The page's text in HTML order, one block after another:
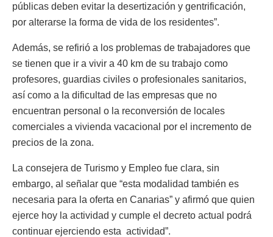
públicas deben evitar la desertización y gentrificación,
por alterarse la forma de vida de los residentes”.
Además, se refirió a los problemas de trabajadores que
se tienen que ir a vivir a 40 km de su trabajo como
profesores, guardias civiles o profesionales sanitarios,
así como a la dificultad de las empresas que no
encuentran personal o la reconversión de locales
comerciales a vivienda vacacional por el incremento de
precios de la zona.
La consejera de Turismo y Empleo fue clara, sin
embargo, al señalar que “esta modalidad también es
necesaria para la oferta en Canarias” y afirmó que quien
ejerce hoy la actividad y cumple el decreto actual podrá
continuar ejerciendo esta actividad”.